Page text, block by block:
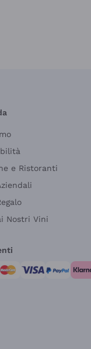
e Ristoranti
Nostri Vini